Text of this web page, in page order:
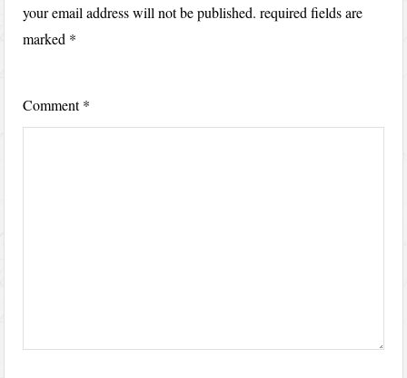
your email address will not be published. required fields are
marked *
Comment*